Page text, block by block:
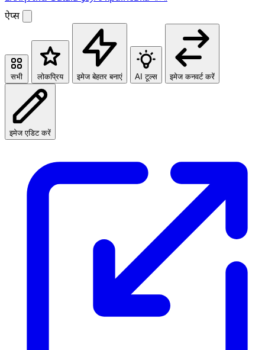
ऐप्स
सभी लोकप्रिय इमेज बेहतर बनाएं AI टूल्स इमेज कनवर्ट करें
इमेज एडिट करें